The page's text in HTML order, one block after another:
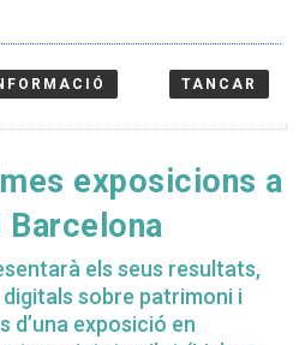
exposicions a
els seus resultats,
sobre patrimoni i
d’una exposició en
TANCAR